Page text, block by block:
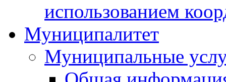
использованием
Муниципалитет
Муниципальные